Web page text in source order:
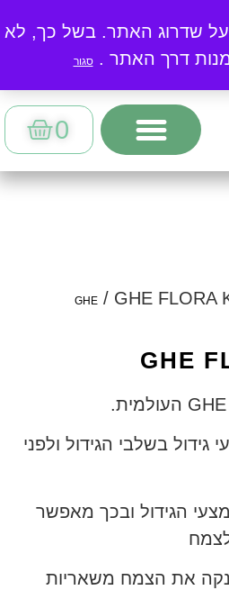
על שדרוג האתר. בשל כך, לא
דרך האתר .סגור
להמחשה בלבד
חיפוש
0
GHE / GHE FLORA
GHE
גידול בשלבי הגידול ולפני
הגידול ובכך מאפשר
את הצמח משאריות